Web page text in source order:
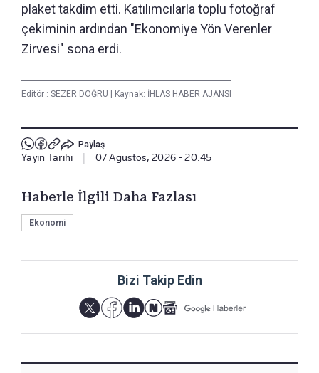
plaket takdim etti. Katılımcılarla toplu fotoğraf
çekiminin ardından "Ekonomiye Yön Verenler
Zirvesi" sona erdi.
Editör : SEZER DOĞRU Kaynak: İHLAS HABER AJANSI
Paylaş
Yayın Tarihi 07 Ağustos, 2026 - 20:45
Haberle İlgili Daha Fazlası
Ekonomi
Bizi Takip Edin